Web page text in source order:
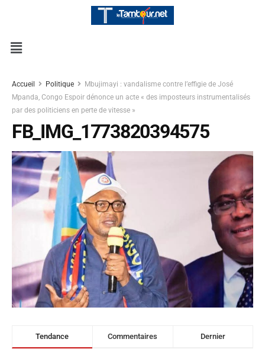
Accueil Politique
Mbujimayi : vandalisme contre l’effigie de José
Mpanda, Congo Espoir dénonce un acte « des imposteurs instrumentalisés
par des politiciens en perte de vitesse »
FB_IMG_1773820394575
Tendance Commentaires Dernier